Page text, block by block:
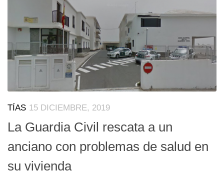
TÍAS 15 DICIEMBRE, 2019
La Guardia Civil rescata a un
anciano con problemas de salud en
su vivienda